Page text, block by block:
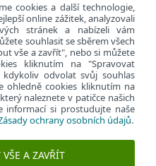
cookies a další technologie,
online zážitek, analyzovali
stránek a nabízeli vám
souhlasit se sběrem všech
vše a zavřít", nebo si můžete
kliknutím na "Spravovat
odvolat svůj souhlas
ohledně cookies kliknutím na
naleznete v patičce našich
informací si prostudujte naše
ochrany osobních údajů.
A ZAVŘÍT